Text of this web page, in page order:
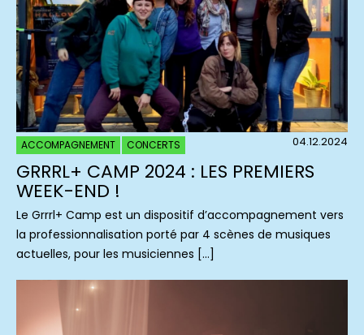
ACCOMPAGNEMENT CONCERTS 04.12.2024
GRRRL+ CAMP 2024 : LES PREMIERS
WEEK-END !
Le Grrrl+ Camp est un dispositif d’accompagnement vers
la professionnalisation porté par 4 scènes de musiques
actuelles, pour les musiciennes […]